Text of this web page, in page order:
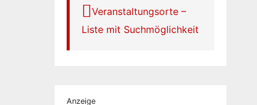
Veranstaltungsorte –
Liste mit Suchmöglichkeit
Anzeige